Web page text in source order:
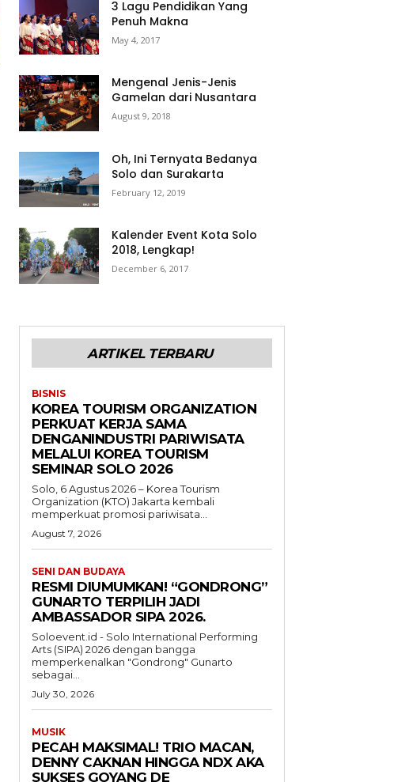
3 Lagu Pendidikan Yang
Penuh Makna
May 4, 2017
Mengenal Jenis-Jenis
Gamelan dari Nusantara
August 9, 2018
Oh, Ini Ternyata Bedanya
Solo dan Surakarta
February 12, 2019
Kalender Event Kota Solo
2018, Lengkap!
December 6, 2017
ARTIKEL TERBARU
BISNIS
KOREA TOURISM ORGANIZATION
PERKUAT KERJA SAMA
DENGANINDUSTRI PARIWISATA
MELALUI KOREA TOURISM
SEMINAR SOLO 2026
Solo, 6 Agustus 2026 – Korea Tourism
Organization (KTO) Jakarta kembali
memperkuat promosi pariwisata...
August 7, 2026
SENI DAN BUDAYA
RESMI DIUMUMKAN! “GONDRONG”
GUNARTO TERPILIH JADI
AMBASSADOR SIPA 2026.
Soloevent.id - Solo International Performing
Arts (SIPA) 2026 dengan bangga
memperkenalkan "Gondrong" Gunarto
sebagai...
July 30, 2026
MUSIK
PECAH MAKSIMAL! TRIO MACAN,
DENNY CAKNAN HINGGA NDX AKA
SUKSES GOYANG DE